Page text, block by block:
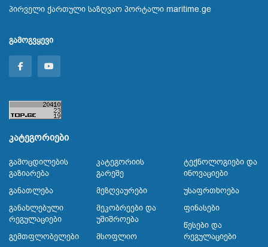
პირველი ქართული საზღვაო პორტალი maritime.ge
გამოგვყევი
კატეგორიები
Გამოცდილების
Გაზიარება
Განათლება
Განახლებული
Რეგულაციები
Გემთფლობელები
Კატეგორიის
Გარეშე
Მეზღვაურები
Მეკობრეები Და
Უშიშროება
Მსოფლიო
Ტექნოლოგიები Და
Ინოვაციები
Უსაფრთხოება
Ფინასები
Წესები Და
Რეგულაციები